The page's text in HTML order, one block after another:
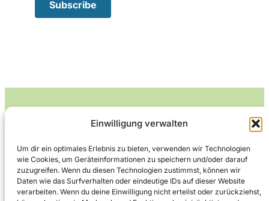
Einwilligung verwalten
Um dir ein optimales Erlebnis zu bieten, verwenden wir Technologien
wie Cookies, um Geräteinformationen zu speichern und/oder darauf
zuzugreifen. Wenn du diesen Technologien zustimmst, können wir
Daten wie das Surfverhalten oder eindeutige IDs auf dieser Website
verarbeiten. Wenn du deine Einwilligung nicht erteilst oder zurückziehst,
Leckerlife
Lecker essen – gesund leben.